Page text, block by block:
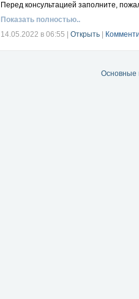
Перед консультацией заполните,
Показать полностью..
14.05.2022 в 06:55
Открыть
Основные